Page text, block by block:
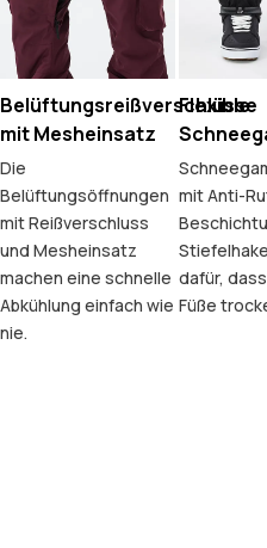
Belüftungsreißverschlüsse
mit Mesheinsatz
Die
Belüftungsöffnungen
mit Reißverschluss
und Mesheinsatz
machen eine schnelle
Abkühlung einfach wie
nie.
Flexible
mit Anti-
dafür,
Füße